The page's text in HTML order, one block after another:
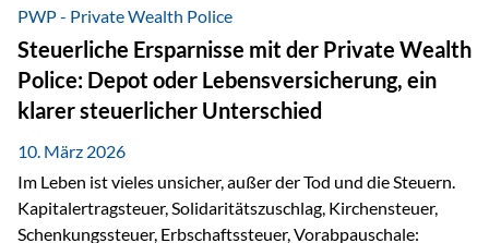
Stunden pro Jahr für vertrieblich tätige Personen in der
Versicherungsbranche. Über die Weiterbildungsdatenbank
von „gut beraten“ können absolvierte Bildungsmaßnahmen
zentral erfasst und dokumentiert werden. „gut beraten“
zertifiziert Als zertifizierter Bildungsanbieter können unsere
Webinare nun für die…
PWP - Private Wealth Police
Steuerliche Ersparnisse mit der Private Wealth
Police: Depot oder Lebensversicherung, ein
klarer steuerlicher Unterschied
10. März 2026
Im Leben ist vieles unsicher, außer der Tod und die Steuern.
Kapitalertragsteuer, Solidaritätszuschlag, Kirchensteuer,
Schenkungssteuer, Erbschaftssteuer, Vorabpauschale: